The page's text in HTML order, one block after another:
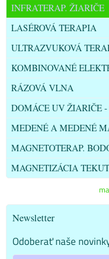
INFRATERAP. ŽIARIČE
LASÉROVÁ TERAPIA
ULTRAZVUKOVÁ
KOMBINOVANÉ
RÁZOVÁ VLNA
DOMÁCE UV ŽIARIČE
MEDENÉ A MEDENÉ
MAGNETOTERAP.
MAGNETIZÁCIA
Newsletter
Odoberať naše